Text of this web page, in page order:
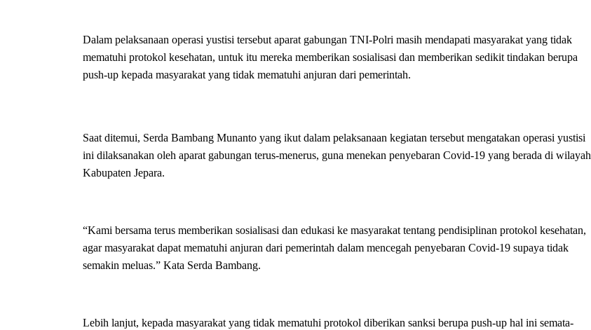
Dalam pelaksanaan operasi yustisi tersebut aparat gabungan TNI-Polri masih mendapati masyarakat yang tidak
mematuhi protokol kesehatan, untuk itu mereka memberikan sosialisasi dan memberikan sedikit tindakan berupa
push-up kepada masyarakat yang tidak mematuhi anjuran dari pemerintah.
Saat ditemui, Serda Bambang Munanto yang ikut dalam pelaksanaan kegiatan tersebut mengatakan operasi yustisi
ini dilaksanakan oleh aparat gabungan terus-menerus, guna menekan penyebaran Covid-19 yang berada di wilayah
Kabupaten Jepara.
“Kami bersama terus memberikan sosialisasi dan edukasi ke masyarakat tentang pendisiplinan protokol kesehatan,
agar masyarakat dapat mematuhi anjuran dari pemerintah dalam mencegah penyebaran Covid-19 supaya tidak
semakin meluas.” Kata Serda Bambang.
Lebih lanjut, kepada masyarakat yang tidak mematuhi protokol diberikan sanksi berupa push-up hal ini semata-